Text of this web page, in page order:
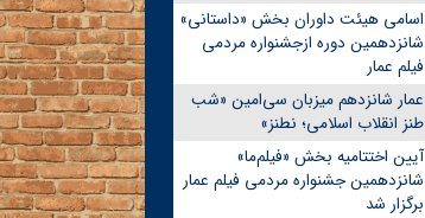
اسامی هیئت داوران بخش «داستانی»
شانزدهمین دوره ازجشنواره مردمی
فیلم عمار
عمار شانزدهم میزبان سی‌امین «شب
طنز انقلاب اسلامی؛ نطنز»
آیین اختتامیه بخش «فیلم‌ما»
شانزدهمین جشنواره مردمی فیلم عمار
برگزار شد